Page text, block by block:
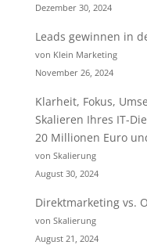
Dezember 30, 2024
Leads gewinnen in
von Klein Marketing
November 26, 2024
Klarheit, Fokus,
Skalieren Ihres IT-
20 Millionen Euro
von Skalierung
August 30, 2024
Direktmarketing vs.
von Skalierung
August 21, 2024